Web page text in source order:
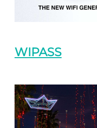
WIPASS